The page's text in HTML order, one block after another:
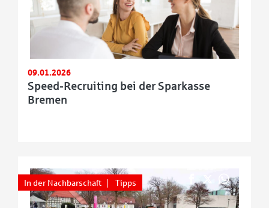
09.01.2026
Speed-Recruiting bei der Sparkasse
Bremen
In der Nachbarschaft Tipps